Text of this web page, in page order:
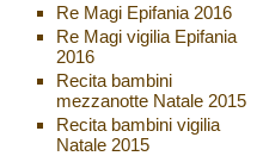
Re Magi Epifania 2016
Re Magi vigilia Epifania
2016
Recita bambini
mezzanotte Natale 2015
Recita bambini vigilia
Natale 2015